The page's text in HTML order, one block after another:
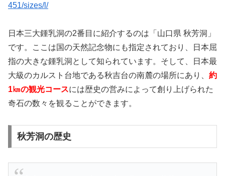
451/sizes/l/
日本三大鍾乳洞の2番目に紹介するのは「山口県 秋芳洞」
です。ここは国の天然記念物にも指定されており、日本屈
指の大きな鍾乳洞として知られています。そして、日本最
大級のカルスト台地である秋吉台の南麓の場所にあり、 約
1㎞の観光コースには歴史の営みによって創り上げられた
奇石の数々を観ることができます。
秋芳洞の歴史